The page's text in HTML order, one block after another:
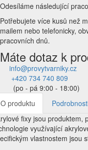
Odesíláme následující
Potřebujete více kusů než
mailem nebo telefonicky,
pracovních dnů.
Máte dotaz k
info@provytvarniky.cz
+420 734 740 809
(po - pá 9:00 - 18:00)
O produktu
fixy jsou produktem,
využívající
vlastnostem jsou